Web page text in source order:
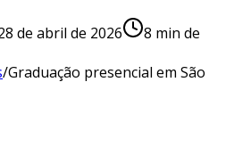
de abril de 2026 8 min de
/Graduação presencial em São